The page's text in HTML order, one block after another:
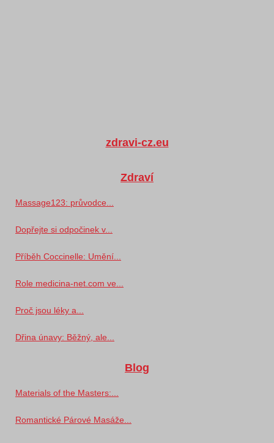
zdravi-cz.eu
Zdraví
Massage123: průvodce...
Dopřejte si odpočinek v...
Příběh Coccinelle: Umění...
Role medicina-net.com ve...
Proč jsou léky a...
Dřina únavy: Běžný, ale...
Blog
Materials of the Masters:...
Romantické Párové Masáže...